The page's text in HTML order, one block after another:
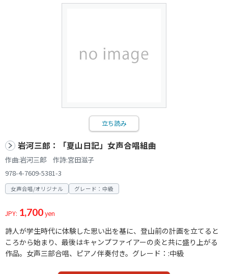
立ち読み
岩河三郎：「夏山日記」女声合唱組曲
作曲:岩河三郎 作詩:宮田滋子
978-4-7609-5381-3
女声合唱/オリジナル グレード：中級
JPY: 1,700yen
詩人が学生時代に体験した思い出を基に、登山前の計画を立てると
ころから始まり、最後はキャンプファイアーの炎と共に盛り上がる
作品。女声三部合唱、ピアノ伴奏付き。グレード：:中級